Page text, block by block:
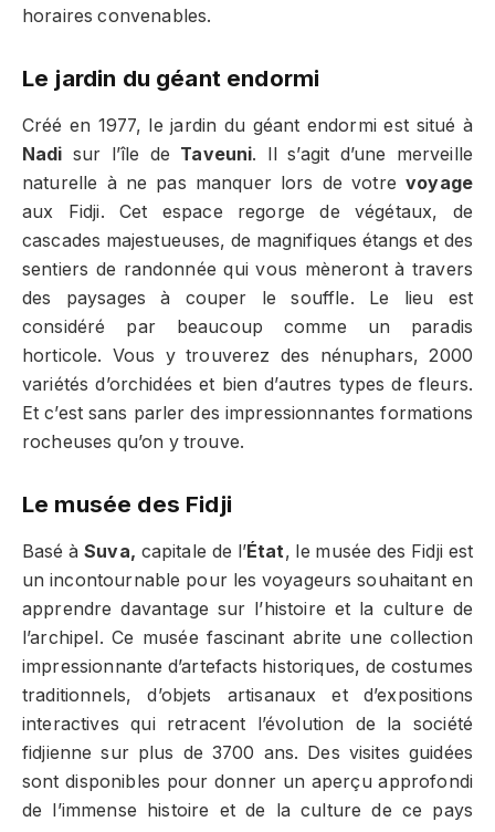
horaires convenables.
Le jardin du géant endormi
Créé en 1977, le jardin du géant endormi est situé à
Nadi sur l’île de Taveuni. Il s’agit d’une merveille
naturelle à ne pas manquer lors de votrevoyage
aux Fidji. Cet espace regorge de végétaux, de
cascades majestueuses, de magnifiques étangs et des
sentiers de randonnée qui vous mèneront à travers
des paysages à couper le souffle. Le lieu est
considéré par beaucoup comme un paradis
horticole. Vous y trouverez des nénuphars, 2000
variétés d’orchidées et bien d’autres types de fleurs.
Et c’est sans parler des impressionnantes formations
rocheuses qu’on y trouve.
Le musée des Fidji
Basé àSuva, capitale de l’État, le musée des Fidji est
un incontournable pour les voyageurs souhaitant en
apprendre davantage sur l’histoire et la culture de
l’archipel. Ce musée fascinant abrite une collection
impressionnante d’artefacts historiques, de costumes
traditionnels, d’objets artisanaux et d’expositions
interactives qui retracent l’évolution de la société
fidjienne sur plus de 3700 ans. Des visites guidées
sont disponibles pour donner un aperçu approfondi
de l’immense histoire et de la culture de ce pays